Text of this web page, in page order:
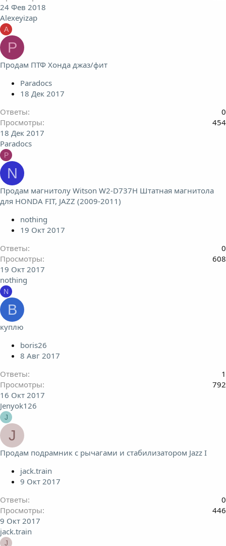
24 Фев 2018
Alexeyizap
A
P
Продам ПТФ Хонда джаз/фит
Paradocs
18 Дек 2017
Ответы
0
Просмотры
454
18 Дек 2017
Paradocs
P
N
Продам магнитолу Witson W2-D737H Штатная магнитола
для HONDA FIT, JAZZ (2009-2011)
nothing
19 Окт 2017
Ответы
0
Просмотры
608
19 Окт 2017
nothing
N
B
куплю
boris26
8 Авг 2017
Ответы
1
Просмотры
792
16 Окт 2017
Jenyok126
J
J
Продам подрамник с рычагами и стабилизатором Jazz I
jack.train
9 Окт 2017
Ответы
0
Просмотры
446
9 Окт 2017
jack.train
J